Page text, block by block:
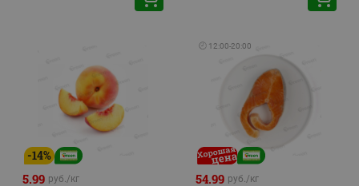
-14%
5.99 руб./кг
🕘 12:00-20:00
54.99 руб./кг